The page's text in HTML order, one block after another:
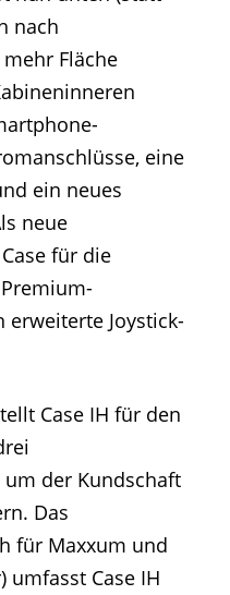
nach
Fläche
eine
ein neues
neue
für die
erweiterte Joystick-
Case IH für den
der Kundschaft
Das
für Maxxum und
Case IH